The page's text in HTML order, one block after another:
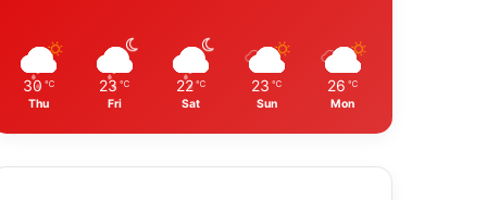
30 ℃
Thu
23 ℃
Fri
22 ℃
Sat
23 ℃
Sun
26 ℃
Mon